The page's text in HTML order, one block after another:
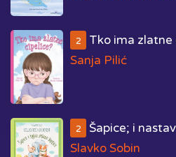
2
Tko ima zlatne
Sanja Pilić
2
Šapice; i
Slavko Sobin